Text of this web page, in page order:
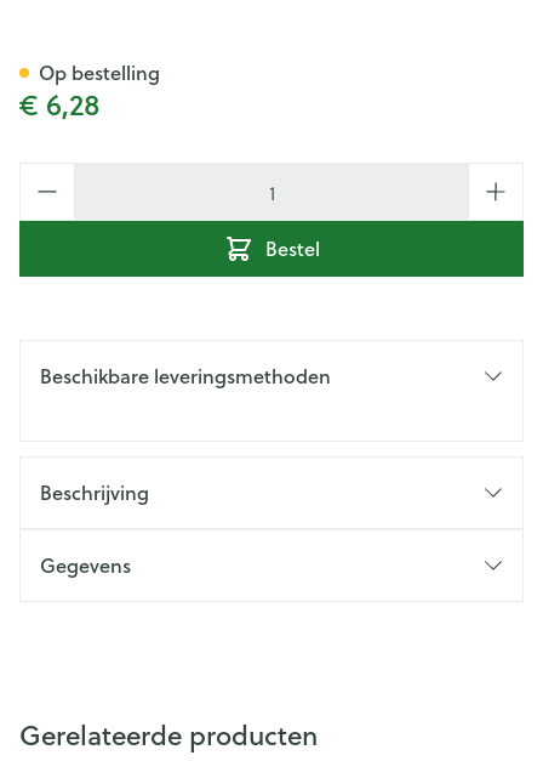
€ 6,28
Bestel
Op bestelling
Beschikbare leveringsmethoden
Beschrijving
Gegevens
Gerelateerde producten